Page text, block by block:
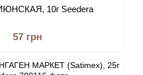
10г Seedera
57 грн